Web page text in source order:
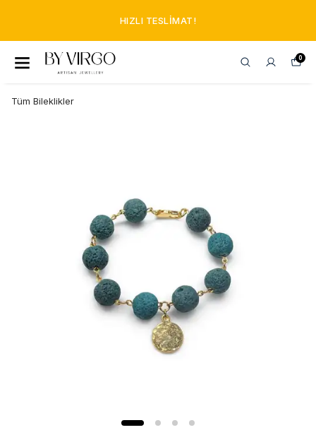
HIZLI TESLIMAT!
0
Tüm Bileklikler